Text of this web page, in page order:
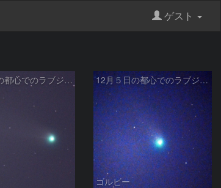
ゲスト
12月15日の都心でのラブジョイ彗星 12月５日の都心でのラブジョイ彗星
ゴルビー